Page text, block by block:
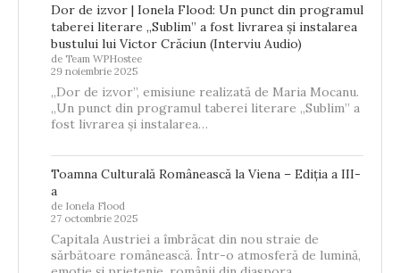
Dor de izvor | Ionela Flood: Un punct din programul
taberei literare „Sublim” a fost livrarea și instalarea
bustului lui Victor Crăciun (Interviu Audio)
de Team WPHostee
29 noiembrie 2025
„Dor de izvor”, emisiune realizată de Maria Mocanu.
„Un punct din programul taberei literare „Sublim” a
fost livrarea și instalarea…
Toamna Culturală Românească la Viena – Ediția a III-
a
de Ionela Flood
27 octombrie 2025
Capitala Austriei a îmbrăcat din nou straie de
sărbătoare românească. Într-o atmosferă de lumină,